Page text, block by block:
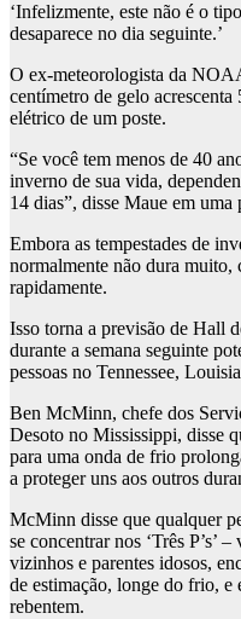
‘Infelizmente, este não é o
desaparece no dia seguinte.’
O ex-meteorologista da
centímetro de gelo
elétrico de um poste.
“Se você tem menos de 40
inverno de sua vida,
14 dias”, disse Maue em uma
Embora as tempestades de
normalmente não dura muito,
rapidamente.
Isso torna a previsão de Hall
durante a semana seguinte
pessoas no Tennessee,
Ben McMinn, chefe dos
Desoto no Mississippi, disse
para uma onda de frio
a proteger uns aos outros
McMinn disse que qualquer
se concentrar nos ‘Três P’s’
vizinhos e parentes idosos,
de estimação, longe do frio, e
rebentem.